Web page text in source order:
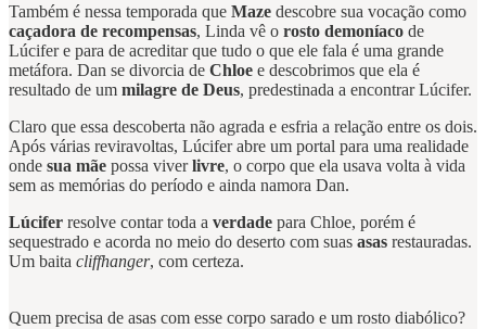
Também é nessa temporada que Maze descobre sua vocação como
caçadora de recompensas, Linda vê o rosto demoníaco de
Lúcifer e para de acreditar que tudo o que ele fala é uma grande
metáfora. Dan se divorcia de Chloe e descobrimos que ela é
resultado de um milagre de Deus, predestinada a encontrar Lúcifer.
Claro que essa descoberta não agrada e esfria a relação entre os dois.
Após várias reviravoltas, Lúcifer abre um portal para uma realidade
onde sua mãe possa viverlivre, o corpo que ela usava volta à vida
sem as memórias do período e ainda namora Dan.
Lúcifer resolve contar toda a verdade para Chloe, porém é
sequestrado e acorda no meio do deserto com suas asas restauradas.
Um baita cliffhanger, com certeza.
Quem precisa de asas com esse corpo sarado e um rosto diabólico?